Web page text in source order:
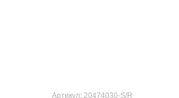
Артикул: 20474030-S/R